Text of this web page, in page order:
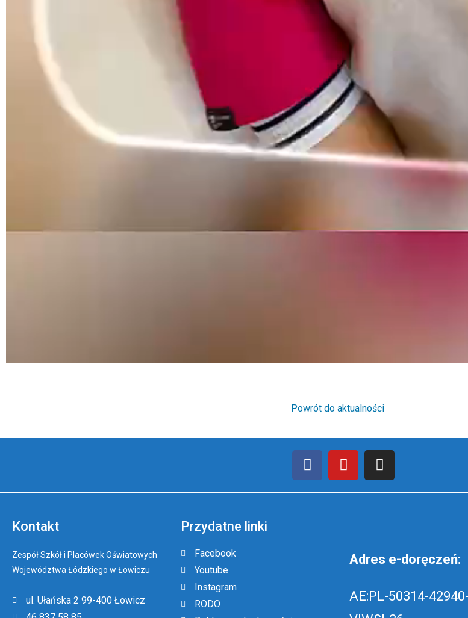
Powrót do aktualności
Kontakt
Zespół Szkół i Placówek Oświatowych
Województwa Łódzkiego w Łowiczu
ul. Ułańska 2 99-400 Łowicz
Przydatne linki
Facebook
Youtube
Instagram
RODO
Adres e-doręczeń:
AE:PL-50314-42940-